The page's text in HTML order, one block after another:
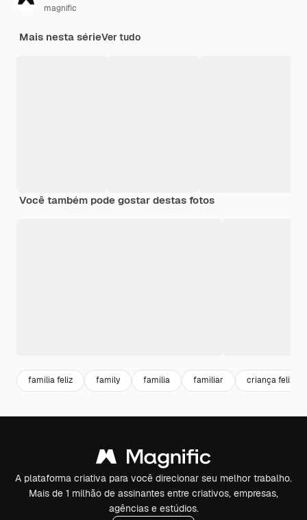
magnific
Mais nesta sérieVer tudo
Você também pode gostar destas fotos
familia feliz family familia familiar criança feliz
A plataforma criativa para você direcionar seu melhor trabalho.
Mais de 1 milhão de assinantes entre criativos, empresas,
agências e estúdios.